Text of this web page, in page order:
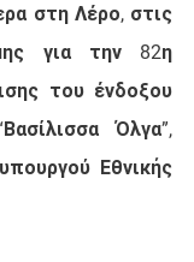
στη Λέρο, στις
για την 82η
του ένδοξου
Όλγα”,
Εθνικής